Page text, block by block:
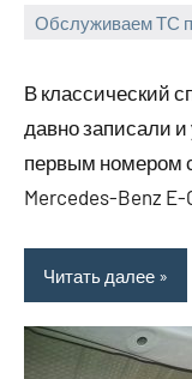
Обслуживаем ТС
witson_car_r
В классический
давно записали
первым номером
Mercedes-Benz
Читать далее